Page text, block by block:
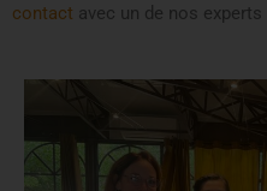
contact avec un de nos experts !